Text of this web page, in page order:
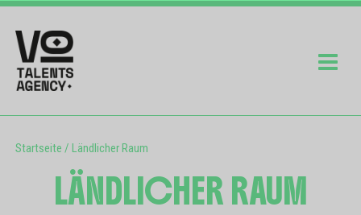
Startseite / Ländlicher Raum
LÄNDLICHER RAUM